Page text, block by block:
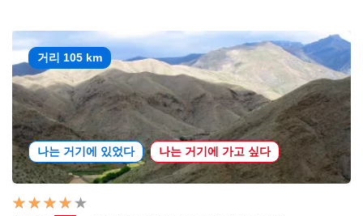
거리 105 km
나는 거기에 있었다 나는 거기에 가고 싶다